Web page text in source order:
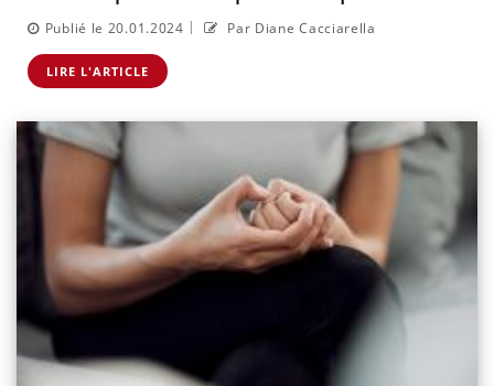
Publié le 20.01.2024 | Par Diane Cacciarella
LIRE L'ARTICLE